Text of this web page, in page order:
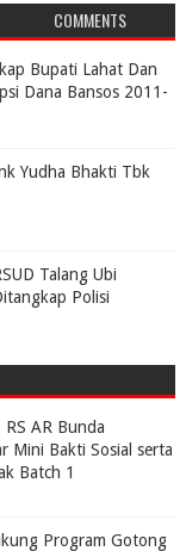
COMMENTS
Bupati Lahat Dan
Dana Bansos 2011-
Yudha Bhakti Tbk
Talang Ubi
Polisi
AR Bunda
Mini Bakti Sosial serta
Batch 1
Program Gotong